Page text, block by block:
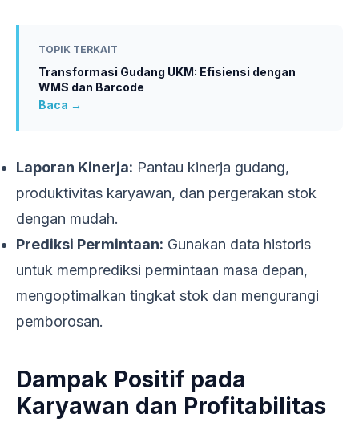
TOPIK TERKAIT
Transformasi Gudang UKM: Efisiensi dengan
WMS dan Barcode
Baca →
Laporan Kinerja: Pantau kinerja gudang,
produktivitas karyawan, dan pergerakan stok
dengan mudah.
Prediksi Permintaan: Gunakan data historis
untuk memprediksi permintaan masa depan,
mengoptimalkan tingkat stok dan mengurangi
pemborosan.
Dampak Positif pada
Karyawan dan Profitabilitas